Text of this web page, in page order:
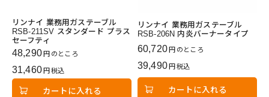
リンナイ 業務用ガステーブル
RSB-211SV スタンダード プラス
セーフティ
48,290 のところ
31,460 税込
カートに入れる
リンナイ 業務用ガステーブル
RSB-206N 内炎バーナータイプ
60,720 のところ
39,490 税込
カートに入れる